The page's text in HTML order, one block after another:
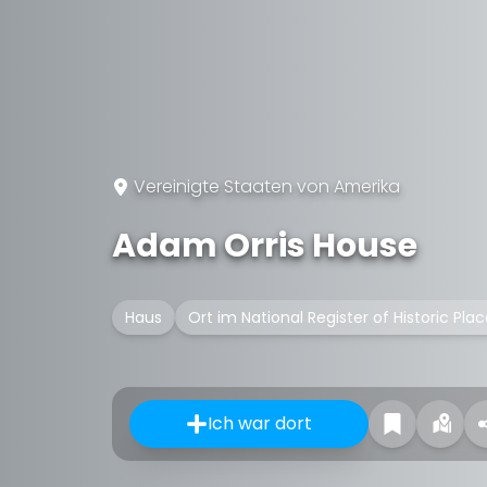
Vereinigte Staaten von Amerika
Adam Orris House
Haus Ort im National Register of Historic
Ich war dort